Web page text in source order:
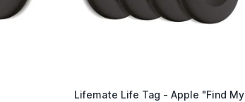
Lifemate Life Tag - Apple "Find My